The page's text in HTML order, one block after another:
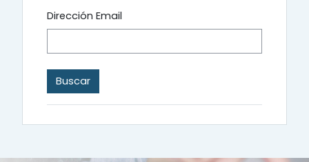
Dirección Email